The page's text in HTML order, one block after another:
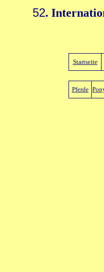
52.
Startseite
Pferde